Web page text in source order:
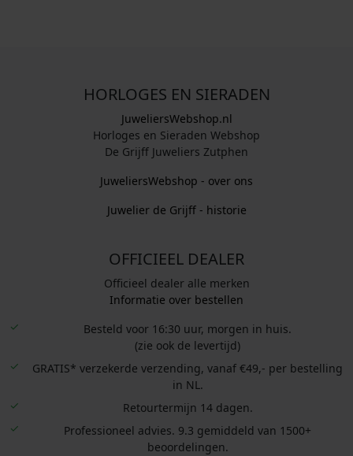
HORLOGES EN SIERADEN
JuweliersWebshop.nl
Horloges en Sieraden Webshop
De Grijff Juweliers Zutphen
JuweliersWebshop - over ons
Juwelier de Grijff - historie
OFFICIEEL DEALER
Officieel dealer alle merken
Informatie over bestellen
Besteld voor 16:30 uur, morgen in huis.
(zie ook de levertijd)
GRATIS* verzekerde verzending, vanaf €49,- per bestelling
in NL.
Retourtermijn 14 dagen.
Professioneel advies. 9.3 gemiddeld van 1500+
beoordelingen.